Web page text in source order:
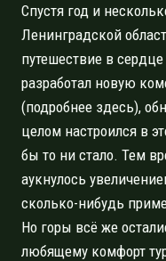
Спустя год и
Ленинградской
путешествие в
разработал новую
(подробнее здесь),
целом настроился в
бы то ни стало. Тем
аукнулось
сколько-нибудь
Но горы всё же
любящему комфорт